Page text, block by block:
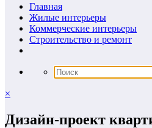
Главная
Жилые интерьеры
Коммерческие интерьеры
Строительство и ремонт
×
Дизайн-проект